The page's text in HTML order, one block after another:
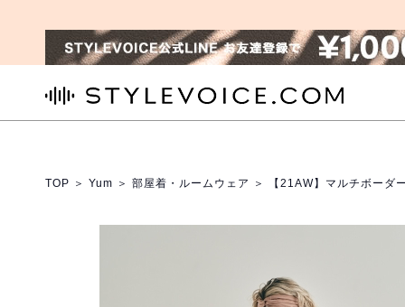
TOP ＞ Yum ＞ 部屋着・ルームウェア ＞ 【21AW】マルチボーダ